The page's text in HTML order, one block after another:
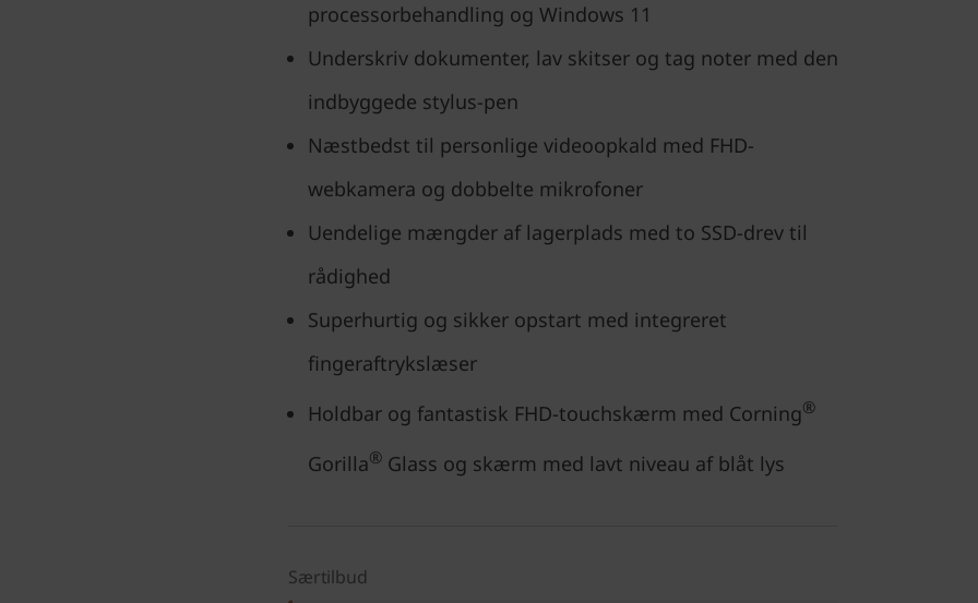
processorbehandling og Windows 11
Underskriv dokumenter, lav skitser og tag noter med den
indbyggede stylus-pen
Næstbedst til personlige videoopkald med FHD-
webkamera og dobbelte mikrofoner
Uendelige mængder af lagerplads med to SSD-drev til
rådighed
Superhurtig og sikker opstart med integreret
fingeraftrykslæser
Holdbar og fantastisk FHD-touchskærm med Corning®
Gorilla® Glass og skærm med lavt niveau af blåt lys
Særtilbud